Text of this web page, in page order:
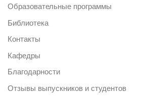
Образовательные программы
Библиотека
Контакты
Кафедры
Благодарности
Отзывы выпускников и студентов